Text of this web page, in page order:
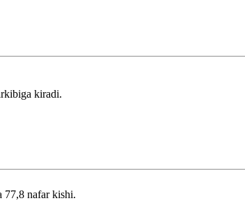
kiradi.
77,8 nafar kishi.